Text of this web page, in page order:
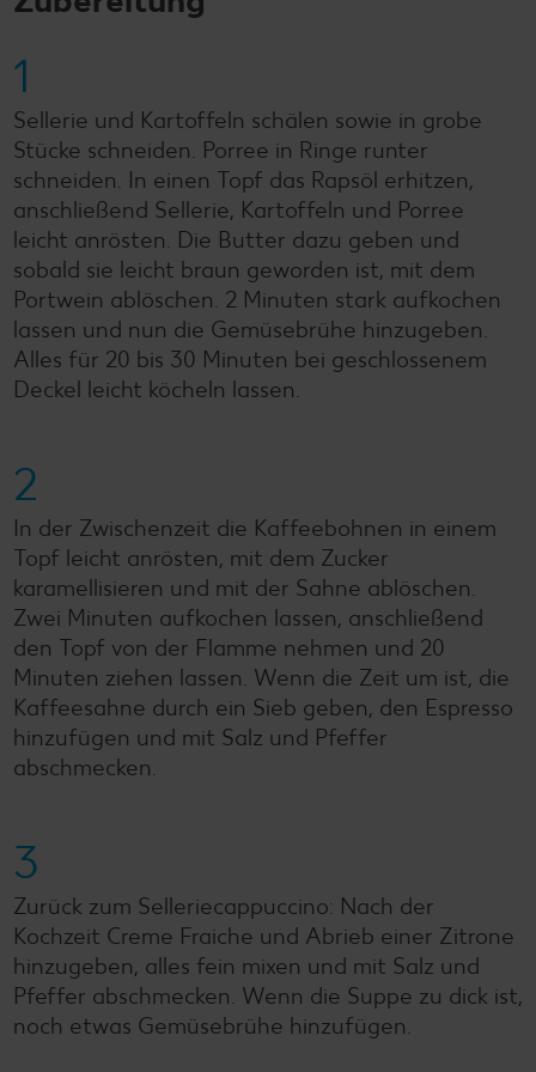
1
Sellerie und Kartoffeln schälen sowie in grobe
Stücke schneiden. Porree in Ringe runter
schneiden. In einen Topf das Rapsöl erhitzen,
anschließend Sellerie, Kartoffeln und Porree
leicht anrösten. Die Butter dazu geben und
sobald sie leicht braun geworden ist, mit dem
Portwein ablöschen. 2 Minuten stark aufkochen
lassen und nun die Gemüsebrühe hinzugeben.
Alles für 20 bis 30 Minuten bei geschlossenem
Deckel leicht köcheln lassen.
2
In der Zwischenzeit die Kaffeebohnen in einem
Topf leicht anrösten, mit dem Zucker
karamellisieren und mit der Sahne ablöschen.
Zwei Minuten aufkochen lassen, anschließend
den Topf von der Flamme nehmen und 20
Minuten ziehen lassen. Wenn die Zeit um ist, die
Kaffeesahne durch ein Sieb geben, den Espresso
hinzufügen und mit Salz und Pfeffer
abschmecken.
3
Zurück zum Selleriecappuccino: Nach der
Kochzeit Creme Fraiche und Abrieb einer Zitrone
hinzugeben, alles fein mixen und mit Salz und
Pfeffer abschmecken. Wenn die Suppe zu dick ist,
noch etwas Gemüsebrühe hinzufügen.